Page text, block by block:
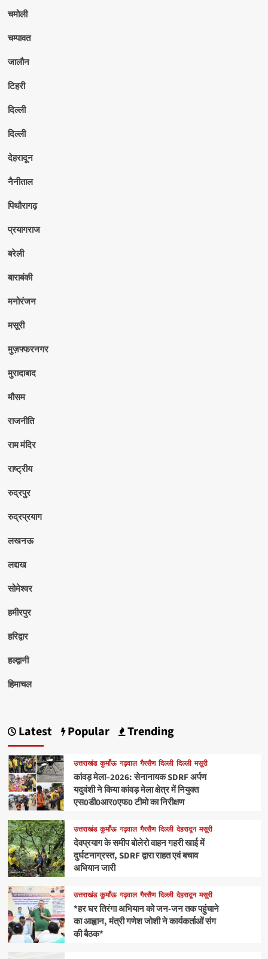
चमोली
चम्पावत
जालौन
टिहरी
दिल्ली
दिल्ली
देहरादून
नैनीताल
पिथौरागढ़
प्रयागराज
बरेली
बाराबंकी
मनोरंजन
मसूरी
मुज़फ्फरनगर
मुरादाबाद
मौसम
राजनीति
राम मंदिर
राष्ट्रीय
रुद्रपुर
रुद्रप्रयाग
लखनऊ
लद्दाख
सोमेश्वर
हमीरपुर
हरिद्वार
हल्द्वानी
हिमाचल
Latest Popular Trending
उत्तराखंड कुमाँऊ गढ़वाल गैरसैण दिल्ली दिल्ली मसूरी
कांवड़ मेला–2026: सेनानायक SDRF अर्पण
यदुवंशी ने किया कांवड़ मेला क्षेत्र में नियुक्त
एस0डी0आर0एफ0 टीमो का निरीक्षण
उत्तराखंड कुमाँऊ गढ़वाल गैरसैण दिल्ली देहरादून मसूरी
देवप्रयाग के समीप बोलेरो वाहन गहरी खाई में
दुर्घटनाग्रस्त, SDRF द्वारा राहत एवं बचाव
अभियान जारी
उत्तराखंड कुमाँऊ गढ़वाल गैरसैण दिल्ली देहरादून मसूरी
*हर घर तिरंगा अभियान को जन-जन तक पहुंचाने
का आह्वान, मंत्री गणेश जोशी ने कार्यकर्ताओं संग
की बैठक*